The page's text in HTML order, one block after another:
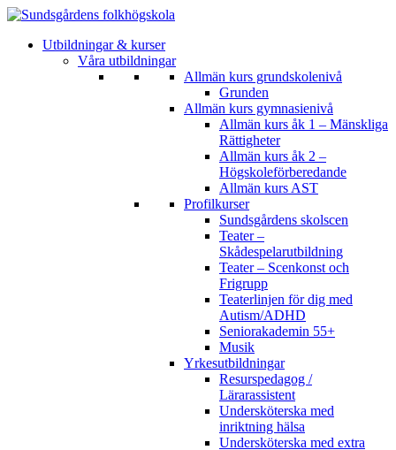
Utbildningar & kurser
Våra utbildningar
Allmän kurs grundskolenivå
Grunden
Allmän kurs gymnasienivå
Allmän kurs åk 1 – Mänskliga
Rättigheter
Allmän kurs åk 2 –
Högskoleförberedande
Allmän kurs AST
Profilkurser
Sundsgårdens skolscen
Teater –
Skådespelarutbildning
Teater – Scenkonst och
Frigrupp
Teaterlinjen för dig med
Autism/ADHD
Seniorakademin 55+
Musik
Yrkesutbildningar
Resurspedagog /
Lärarassistent
Undersköterska med
inriktning hälsa
Undersköterska med extra